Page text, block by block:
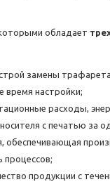
обладает
замены
время настройки;
расходы,
с печатью за
обеспечивающая
процессов;
продукции с